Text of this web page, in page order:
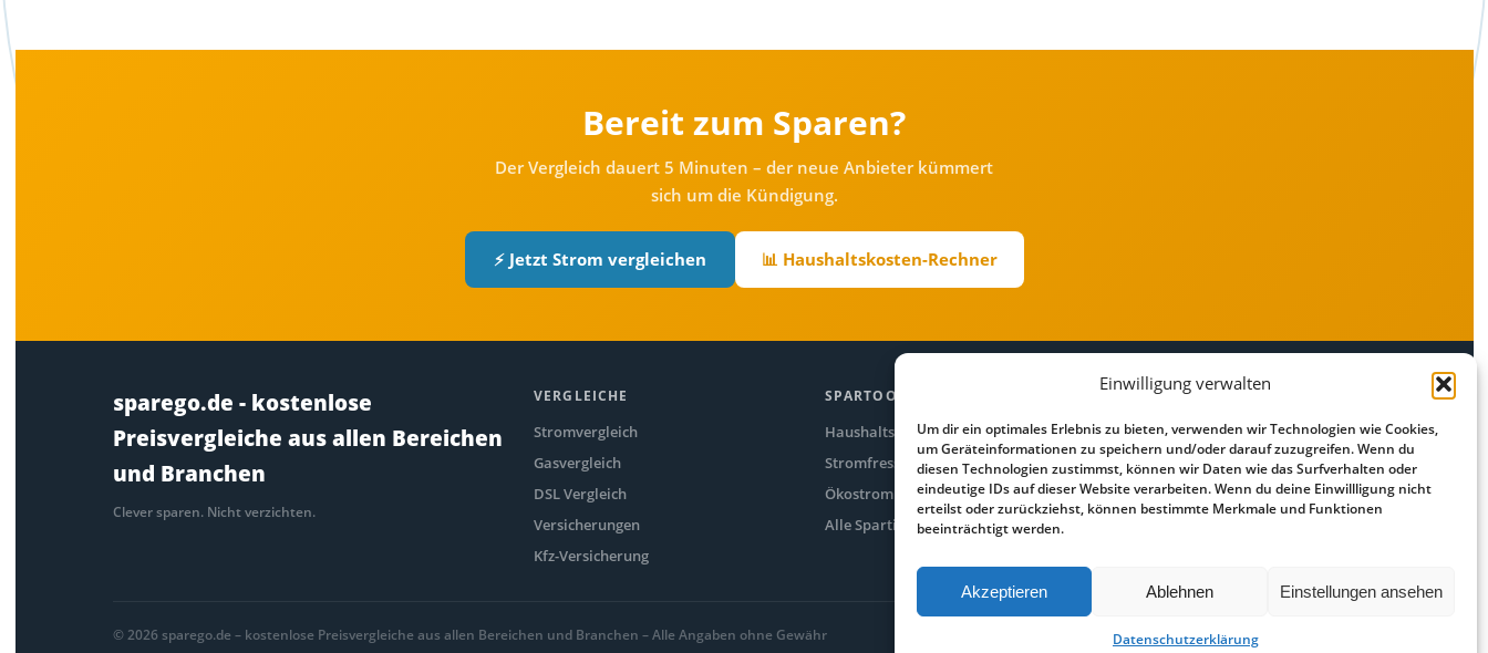
Einwilligung verwalten
Um dir ein optimales Erlebnis zu bieten, verwenden wir Technologien wie Cookies,
um Geräteinformationen zu speichern und/oder darauf zuzugreifen. Wenn du
diesen Technologien zustimmst, können wir Daten wie das Surfverhalten oder
eindeutige IDs auf dieser Website verarbeiten. Wenn du deine Einwillligung nicht
erteilst oder zurückziehst, können bestimmte Merkmale und Funktionen
beeinträchtigt werden.
Akzeptieren Ablehnen Einstellungen ansehen
Datenschutzerklärung
Bereit zum Sparen?
Der Vergleich dauert 5 Minuten – der neue Anbieter kümmert
sich um die Kündigung.
⚡ Jetzt Strom vergleichen 📊 Haushaltskosten-Rechner
sparego.de - kostenlose
Preisvergleiche aus allen Bereichen
und Branchen
Clever sparen. Nicht verzichten.
VERGLEICHE
Stromvergleich
Gasvergleich
DSL Vergleich
Versicherungen
Kfz-Versicherung
SPARTOOLS
Haushaltskosten-Rechner
Stromfresser-Rechner
Ökostrom Vergleich
Alle Spartipps
RECHTLICHES
Impressum
Datenschutz
Cookie-Richtlinie
© 2026 sparego.de – kostenlose Preisvergleiche aus allen Bereichen und Branchen – Alle Angaben ohne Gewähr Vergleiche über externe Partner ·Datenschutz